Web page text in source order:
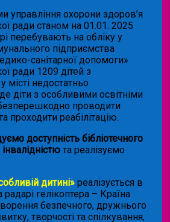
управління охорони здоров’я
ради станом на 01.01. 2025
перебувають на обліку у
підприємства
санітарної допомоги»
ради 1209 дітей з
місті недостатньо
діти з особливими освітніми
проводити
проходити реабілітацію.
доступність бібліотечного
та реалізуємо
дитині» реалізується в
гелікоптера – Країна
безпечного, дружнього
творчості та спілкування,